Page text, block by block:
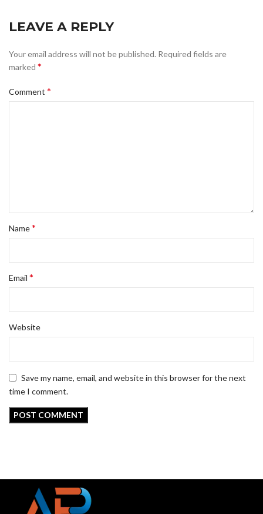
LEAVE A REPLY
Your email address will not be published. Required fields are
marked *
Comment *
Name*
Email *
Website
Save my name, email, and website in this browser for the next
time I comment.